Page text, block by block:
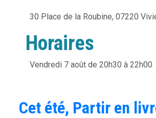
30 Place de la Roubine, 07220
Horaires
Vendredi 7 août de 20h30 à 22h00
Cet été, Partir en